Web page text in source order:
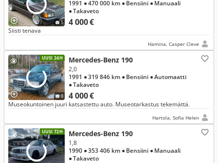
5 4 000 €
1991 ● 470 000 km ● Bensiini ● Manuaali
● Takaveto
Siisti tenava
Hamina, Casper Cleve
UUSI 24H
3
Mercedes-Benz 190
4 000 €
2,0
1991 ● 319 846 km ● Bensiini ● Automaatti
● Takaveto
Museokuntoinen juuri katsastettu auto. Museotarkastus tekemättä.
Hartola, Sofia Helen
UUSI 72H Mercedes-Benz 190
1,8
1990 ● 353 406 km ● Bensiini ● Manuaali
● Takaveto